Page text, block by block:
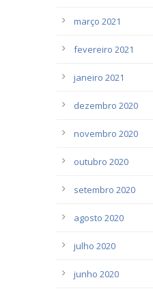
março 2021
fevereiro 2021
janeiro 2021
dezembro 2020
novembro 2020
outubro 2020
setembro 2020
agosto 2020
julho 2020
junho 2020